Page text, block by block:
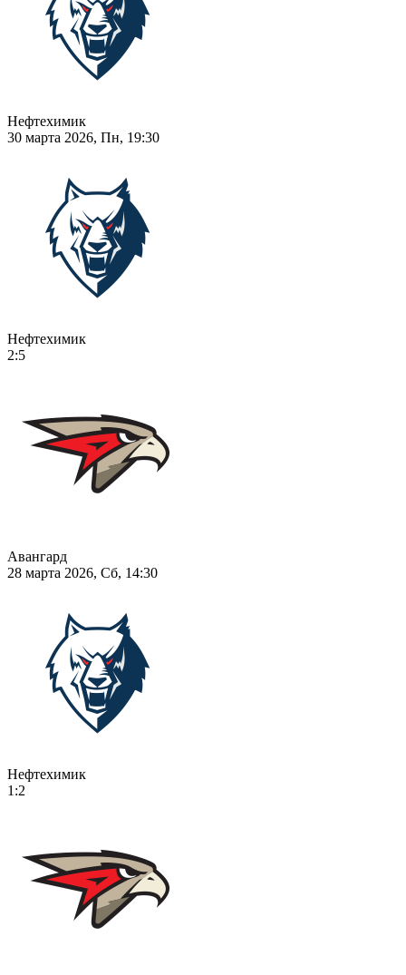
Нефтехимик
30 марта 2026, Пн, 19:30
Нефтехимик
2:5
Авангард
28 марта 2026, Сб, 14:30
Нефтехимик
1:2